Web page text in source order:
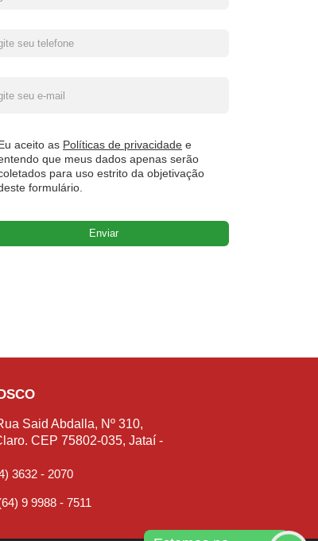
aceito as Políticas de privacidade e
que meus dados apenas serão
para uso estrito da objetivação
formulário.
Said Abdalla, Nº 310,
CEP 75802-035, Jataí -
3632 - 2070
9 9988 - 7511